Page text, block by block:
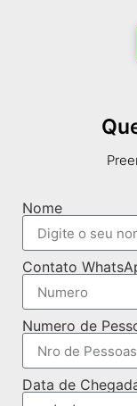
Nome
Contato
Numero de
Data de